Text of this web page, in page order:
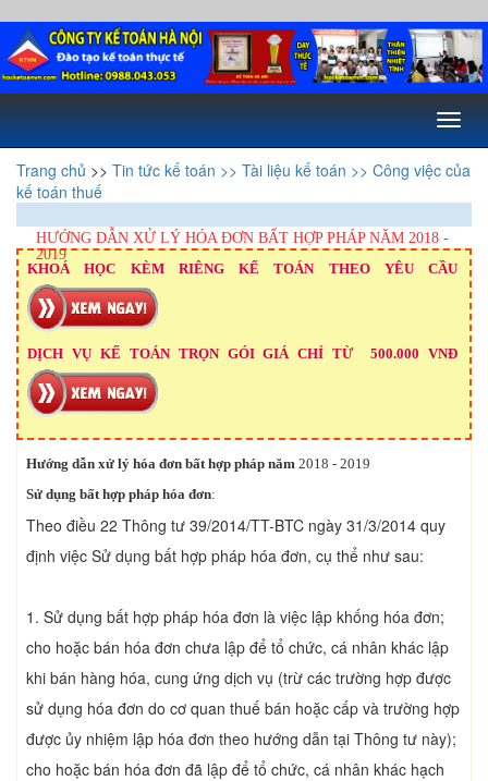
Toggle
Trang chủ >> Tin tức kế toán >> Tài liệu kế toán >> Công việc của
kế toán thuế
HƯỚNG DẪN XỬ LÝ HÓA ĐƠN BẤT HỢP PHÁP NĂM 2018 -
2019
KHOÁ HỌC KÈM RIÊNG KẾ TOÁN THEO YÊU CẦU
DỊCH VỤ KẾ TOÁN TRỌN GÓI GIÁ CHỈ TỪ 500.000 VNĐ
Hướng dẫn xử lý hóa đơn bất hợp pháp năm 2018 - 2019
Sử dụng bất hợp pháp hóa đơn:
Theo điều 22 Thông tư 39/2014/TT-BTC ngày 31/3/2014 quy
định việc Sử dụng bất hợp pháp hóa đơn, cụ thể như sau:
1. Sử dụng bất hợp pháp hóa đơn là việc lập khống hóa đơn;
cho hoặc bán hóa đơn chưa lập để tổ chức, cá nhân khác lập
khi bán hàng hóa, cung ứng dịch vụ (trừ các trường hợp được
sử dụng hóa đơn do cơ quan thuế bán hoặc cấp và trường hợp
được ủy nhiệm lập hóa đơn theo hướng dẫn tại Thông tư này);
cho hoặc bán hóa đơn đã lập để tổ chức, cá nhân khác hạch